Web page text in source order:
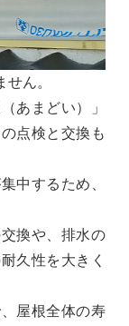
ん。
あまどい）」
点検と交換も
中するため、
換や、排水の
久性を大きく
屋根全体の寿